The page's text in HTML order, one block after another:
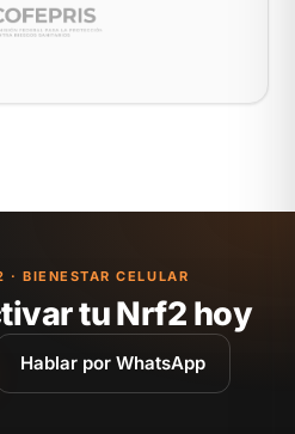
· BIENESTAR CELULAR
tu Nrf2 hoy
Hablar por WhatsApp